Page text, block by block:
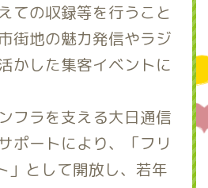
ての収録等を行うこと
街地の魅力発信やラジ
かした集客イベントに
フラを支える大日通信
ポートにより、「フリ
」として開放し、若年